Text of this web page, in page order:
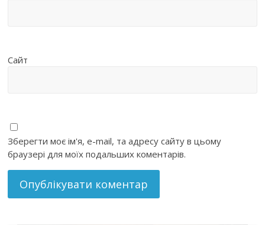
Сайт
Зберегти моє ім'я, e-mail, та адресу сайту в цьому
браузері для моїх подальших коментарів.